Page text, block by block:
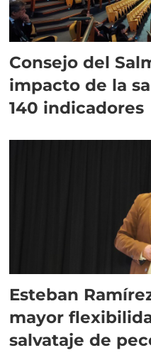
Consejo del
impacto de la
140 indicadores
Esteban
mayor
salvataje de